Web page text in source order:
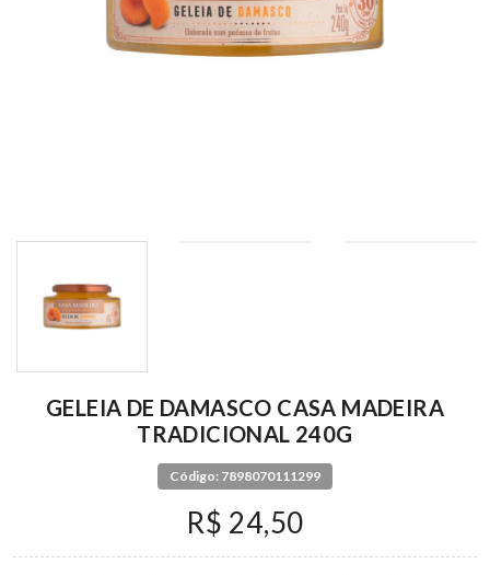
GELEIA DE DAMASCO CASA MADEIRA
TRADICIONAL 240G
Código: 7898070111299
R$ 24,50